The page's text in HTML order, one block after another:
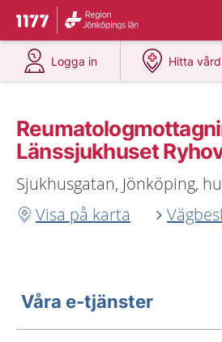
Till startsidan för 1177
Du har valt region
Logga in
på 1177.se
Hitta vård
på
Länssjukhuset
Sjukhusgatan, Jönköping,
Visa på karta
Våra e-tjänster